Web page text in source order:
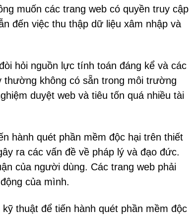
muốn các trang web có quyền truy cập
đến việc thu thập dữ liệu xâm nhập và
hỏi nguồn lực tính toán đáng kể và các
thường không có sẵn trong môi trường
duyệt web và tiêu tốn quá nhiều tài
hành quét phần mềm độc hại trên thiết
ra các vấn đề về pháp lý và đạo đức.
của người dùng. Các trang web phải
của mình.
thuật để tiến hành quét phần mềm độc